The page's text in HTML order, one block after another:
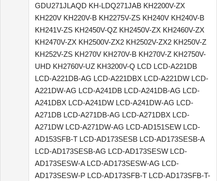
GDU271JLAQD KH-LDQ271JAB KH2200V-ZX
KH220V KH220V-B KH2275V-ZS KH240V KH240V-B
KH241V-ZS KH2450V-QZ KH2450V-ZX KH2460V-ZX
KH2470V-ZX KH2500V-ZX2 KH2502V-ZX2 KH250V-Z
KH252V-ZS KH270V KH270V-B KH270V-Z KH2750V-
UHD KH2760V-UZ KH3200V-Q LCD LCD-A221DB
LCD-A221DB-AG LCD-A221DBX LCD-A221DW LCD-
A221DW-AG LCD-A241DB LCD-A241DB-AG LCD-
A241DBX LCD-A241DW LCD-A241DW-AG LCD-
A271DB LCD-A271DB-AG LCD-A271DBX LCD-
A271DW LCD-A271DW-AG LCD-AD151SEW LCD-
AD153SFB-T LCD-AD173SESB LCD-AD173SESB-A
LCD-AD173SESB-AG LCD-AD173SESW LCD-
AD173SESW-A LCD-AD173SESW-AG LCD-
AD173SESW-P LCD-AD173SFB-T LCD-AD173SFB-T-